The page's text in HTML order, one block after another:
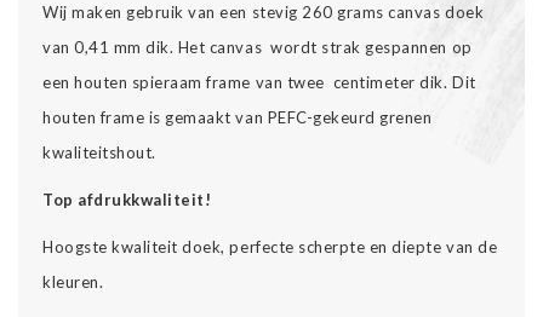
Wij maken gebruik van een stevig 260 grams canvas doek
van 0,41 mm dik. Het canvas wordt strak gespannen op
een houten spieraam frame van twee centimeter dik. Dit
houten frame is gemaakt van PEFC-gekeurd grenen
kwaliteitshout.
Top afdrukkwaliteit!
Hoogste kwaliteit doek, perfecte scherpte en diepte van de
kleuren.